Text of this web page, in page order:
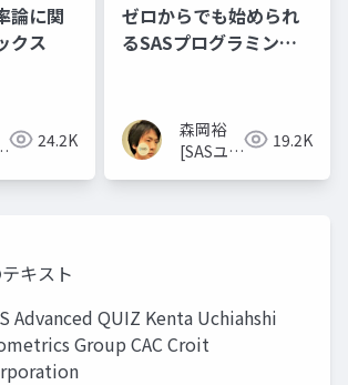
論に関
クス
24.2K
ゼロからでも始められ
るSASプログラミング
森岡裕
[SASユー
19.2K
キスト
Advanced QUIZ Kenta Uchiahshi
Group CAC Croit